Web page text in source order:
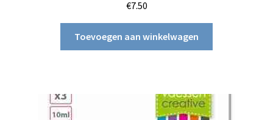
€7.50
Toevoegen aan winkelwagen